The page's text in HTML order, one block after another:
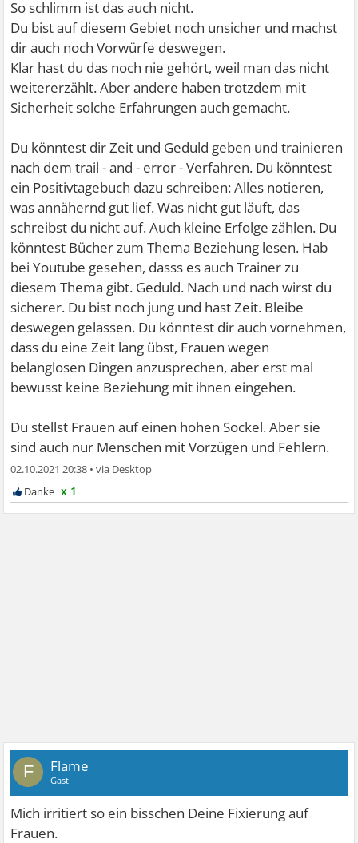
So schlimm ist das auch nicht.
Du bist auf diesem Gebiet noch unsicher und machst
dir auch noch Vorwürfe deswegen.
Klar hast du das noch nie gehört, weil man das nicht
weitererzählt. Aber andere haben trotzdem mit
Sicherheit solche Erfahrungen auch gemacht.
Du könntest dir Zeit und Geduld geben und trainieren
nach dem trail - and - error - Verfahren. Du könntest
ein Positivtagebuch dazu schreiben: Alles notieren,
was annähernd gut lief. Was nicht gut läuft, das
schreibst du nicht auf. Auch kleine Erfolge zählen. Du
könntest Bücher zum Thema Beziehung lesen. Hab
bei Youtube gesehen, dasss es auch Trainer zu
diesem Thema gibt. Geduld. Nach und nach wirst du
sicherer. Du bist noch jung und hast Zeit. Bleibe
deswegen gelassen. Du könntest dir auch vornehmen,
dass du eine Zeit lang übst, Frauen wegen
belanglosen Dingen anzusprechen, aber erst mal
bewusst keine Beziehung mit ihnen eingehen.
Du stellst Frauen auf einen hohen Sockel. Aber sie
sind auch nur Menschen mit Vorzügen und Fehlern.
02.10.2021 20:38 •
x 1
F Flame
Gast
Mich irritiert so ein bisschen Deine Fixierung auf
Frauen.